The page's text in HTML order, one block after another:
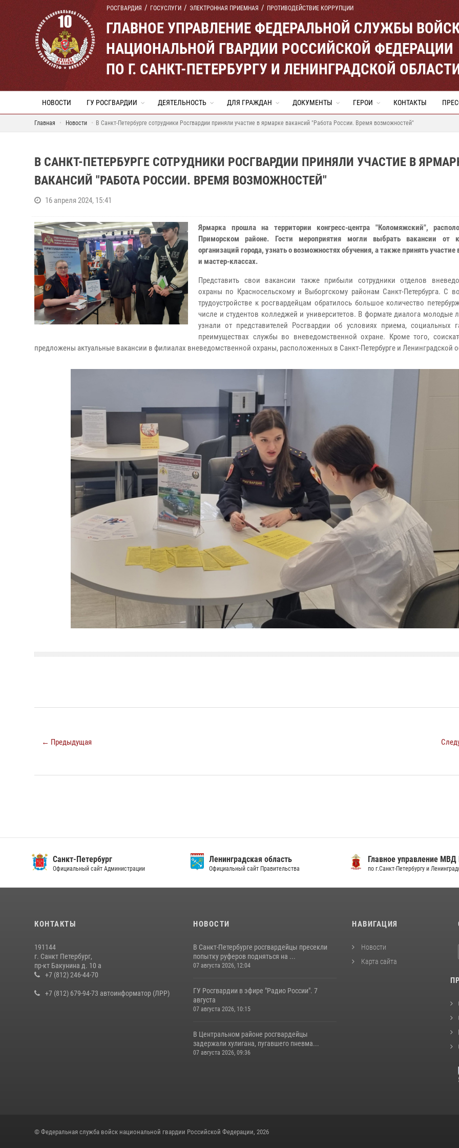
РОСГВАРДИЯ ГОСУСЛУГИ ЭЛЕКТРОННАЯ ПРИЕМНАЯ ПРОТИВОДЕЙСТВИЕ КОРРУПЦИИ
ГЛАВНОЕ УПРАВЛЕНИЕ ФЕДЕРАЛЬНОЙ СЛУЖБЫ
НАЦИОНАЛЬНОЙ ГВАРДИИ РОССИЙСКОЙ ФЕДЕРАЦИИ
ПО Г. САНКТ-ПЕТЕРБУРГУ И ЛЕНИНГРАДСКОЙ
НОВОСТИ ГУ РОСГВАРДИИ ДЕЯТЕЛЬНОСТЬ ДЛЯ ГРАЖДАН ДОКУМЕНТЫ ГЕРОИ КОНТАКТЫ
Главная Новости В Санкт-Петербурге сотрудники Росгвардии приняли участие в ярмарке вакансий "Работа России. Время возможностей"
В САНКТ-ПЕТЕРБУРГЕ СОТРУДНИКИ РОСГВАРДИИ ПРИНЯЛИ УЧАСТИЕ В
ВАКАНСИЙ "РАБОТА РОССИИ. ВРЕМЯ ВОЗМОЖНОСТЕЙ"
16 апреля 2024, 15:41
Ярмарка прошла на территории конгресс-центра "Коломяжский",
Приморском районе. Гости мероприятия могли выбрать вакансии от
организаций города, узнать о возможностях обучения, а также принять участие
и мастер-классах.
Представить свои вакансии также прибыли сотрудники отделов
охраны по Красносельскому и Выборгскому районам Санкт-Петербурга. С
трудоустройстве к росгвардейцам обратилось большое количество
числе и студентов колледжей и университетов. В формате диалога молодые
узнали от представителей Росгвардии об условиях приема, социальных
преимуществах службы во вневедомственной охране. Кроме того,
предложены актуальные вакансии в филиалах вневедомственной охраны, расположенных в Санкт-Петербурге и Ленинградской
← Предыдущая
Санкт-Петербург
Официальный сайт Администрации
Ленинградская область
Официальный сайт Правительства
Главное управление МВД
по г.Санкт-Петербургу и
КОНТАКТЫ
191144
г. Санкт Петербург,
пр-кт Бакунина д. 10 а
+7 (812) 246-44-70
+7 (812) 679-94-73 автоинформатор (ЛРР)
НОВОСТИ
В Санкт-Петербурге росгвардейцы пресекли
попытку руферов подняться на ...
07 августа 2026, 12:04
ГУ Росгвардии в эфире "Радио России". 7
августа
07 августа 2026, 10:15
В Центральном районе росгвардейцы
задержали хулигана, пугавшего пневма...
07 августа 2026, 09:36
НАВИГАЦИЯ
Новости
Карта сайта
© Федеральная служба войск национальной гвардии Российской Федерации, 2026